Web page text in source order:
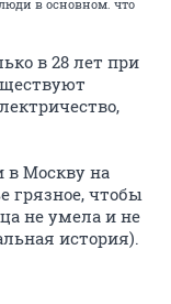
в основном. что
в 28 лет при
в Москву на
грязное, чтобы
не умела и не
история).